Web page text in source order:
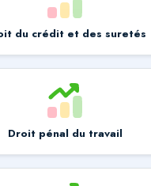
du crédit et des suretés
Droit pénal du travail